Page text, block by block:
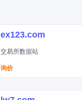
ex123.com
交易所数据站
询价